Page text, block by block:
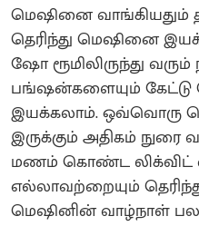
மெஷினை வாங்கியதும்
தெரிந்து மெஷினை
ஷோ ரூமிலிருந்து
பங்ஷன்களையும் கேட்டு
இயக்கலாம். ஒவ்வொரு
இருக்கும் அதிகம் நுரை
மணம் கொண்ட
எல்லாவற்றையும்
மெஷினின் வாழ்நாள் பல